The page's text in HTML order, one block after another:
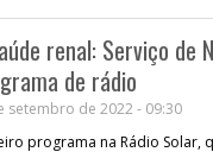
renal: Serviço de
de rádio
setembro de 2022 - 09:30
programa na Rádio Solar,